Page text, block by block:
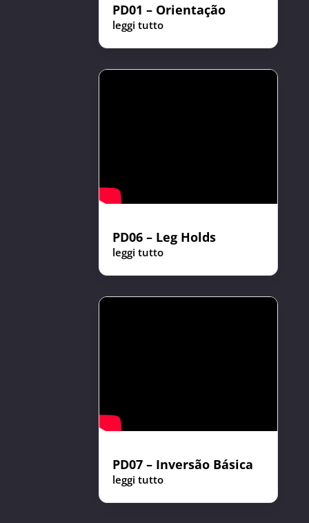
PD01 – Orientação
leggi tutto
PD06 – Leg Holds
leggi tutto
PD07 – Inversão Básica
leggi tutto